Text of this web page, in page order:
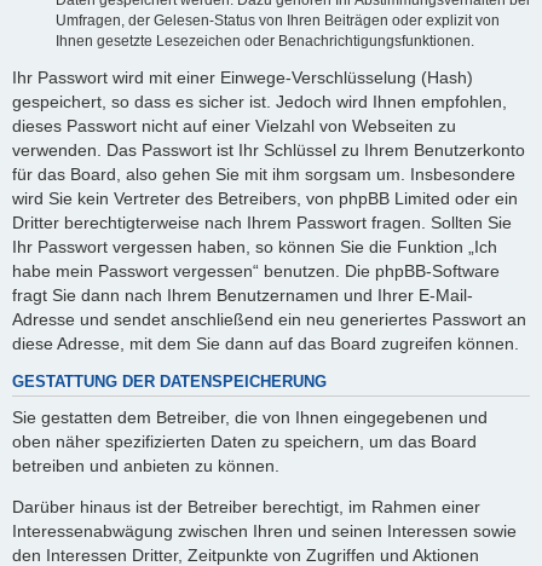
Umfragen, der Gelesen-Status von Ihren Beiträgen oder explizit von
Ihnen gesetzte Lesezeichen oder Benachrichtigungsfunktionen.
Ihr Passwort wird mit einer Einwege-Verschlüsselung (Hash)
gespeichert, so dass es sicher ist. Jedoch wird Ihnen empfohlen,
dieses Passwort nicht auf einer Vielzahl von Webseiten zu
verwenden. Das Passwort ist Ihr Schlüssel zu Ihrem Benutzerkonto
für das Board, also gehen Sie mit ihm sorgsam um. Insbesondere
wird Sie kein Vertreter des Betreibers, von phpBB Limited oder ein
Dritter berechtigterweise nach Ihrem Passwort fragen. Sollten Sie
Ihr Passwort vergessen haben, so können Sie die Funktion „Ich
habe mein Passwort vergessen“ benutzen. Die phpBB-Software
fragt Sie dann nach Ihrem Benutzernamen und Ihrer E-Mail-
Adresse und sendet anschließend ein neu generiertes Passwort an
diese Adresse, mit dem Sie dann auf das Board zugreifen können.
GESTATTUNG DER DATENSPEICHERUNG
Sie gestatten dem Betreiber, die von Ihnen eingegebenen und
oben näher spezifizierten Daten zu speichern, um das Board
betreiben und anbieten zu können.
Darüber hinaus ist der Betreiber berechtigt, im Rahmen einer
Interessenabwägung zwischen Ihren und seinen Interessen sowie
den Interessen Dritter, Zeitpunkte von Zugriffen und Aktionen